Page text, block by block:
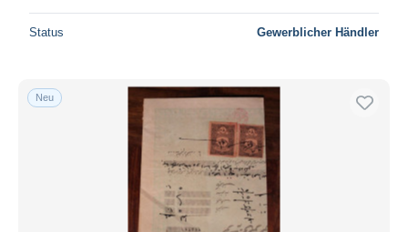
Status Gewerblicher Händler
Neu